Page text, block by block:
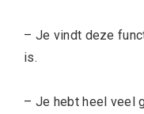
– Je vindt deze
is.
– Je hebt heel veel